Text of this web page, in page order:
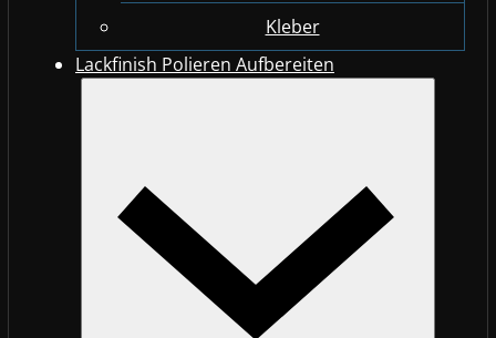
Kleber
Lackfinish Polieren Aufbereiten